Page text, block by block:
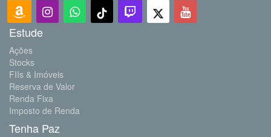
Estude
Ações
Stocks
FIIs & Imóveis
Reserva de Valor
Renda Fixa
Imposto de Renda
Tenha Paz